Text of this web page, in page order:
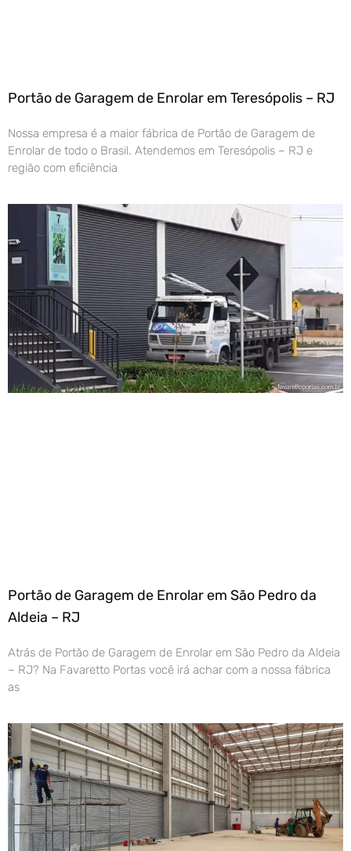
Portão de Garagem de Enrolar em Teresópolis – RJ
Nossa empresa é a maior fábrica de Portão de Garagem de
Enrolar de todo o Brasil. Atendemos em Teresópolis – RJ e
região com eficiência
Portão de Garagem de Enrolar em São Pedro da
Aldeia – RJ
Atrás de Portão de Garagem de Enrolar em São Pedro da Aldeia
– RJ? Na Favaretto Portas você irá achar com a nossa fábrica
as